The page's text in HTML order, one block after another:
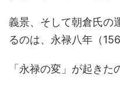
義景、そして朝倉氏の
るのは、永禄八年（
「永禄の変」が起きた